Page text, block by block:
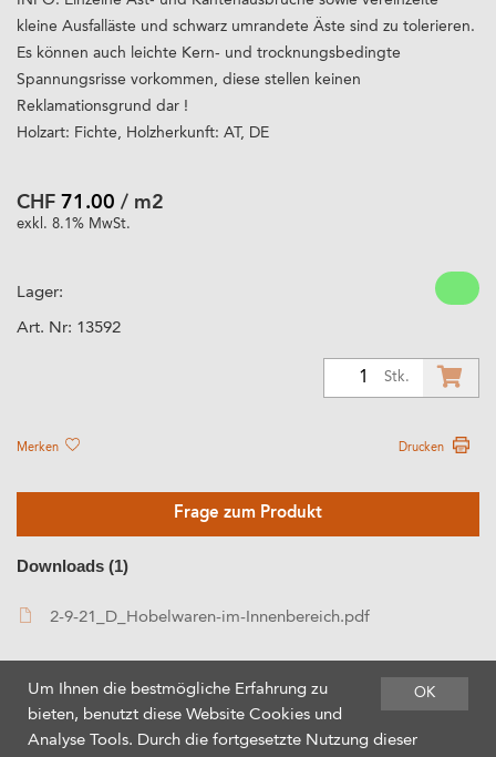
kleine Ausfalläste und schwarz umrandete Äste sind zu tolerieren.
Es können auch leichte Kern- und trocknungsbedingte
Spannungsrisse vorkommen, diese stellen keinen
Reklamationsgrund dar !
Holzart: Fichte, Holzherkunft: AT, DE
CHF 71.00 / m2
exkl. 8.1% MwSt.
Lager:
Art. Nr: 13592
Stk.
Merken Drucken
Frage zum Produkt
Downloads (1)
2-9-21_D_Hobelwaren-im-Innenbereich.pdf
OK
Um Ihnen die bestmögliche Erfahrung zu
bieten, benutzt diese Website Cookies und
Analyse Tools. Durch die fortgesetzte Nutzung dieser